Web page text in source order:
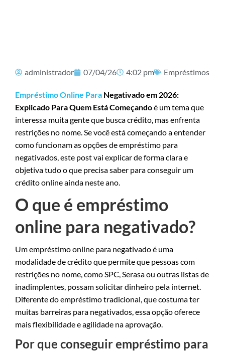
administrador 07/04/26 4:02 pm Empréstimos
Empréstimo Online Para Negativado em 2026:
Explicado Para Quem Está Começandoé um tema que
interessa muita gente que busca crédito, mas enfrenta
restrições no nome. Se você está começando a entender
como funcionam as opções de empréstimo para
negativados, este post vai explicar de forma clara e
objetiva tudo o que precisa saber para conseguir um
crédito online ainda neste ano.
O que é empréstimo
online para negativado?
Um empréstimo online para negativado é uma
modalidade de crédito que permite que pessoas com
restrições no nome, como SPC, Serasa ou outras listas de
inadimplentes, possam solicitar dinheiro pela internet.
Diferente do empréstimo tradicional, que costuma ter
muitas barreiras para negativados, essa opção oferece
mais flexibilidade e agilidade na aprovação.
Por que conseguir empréstimo para